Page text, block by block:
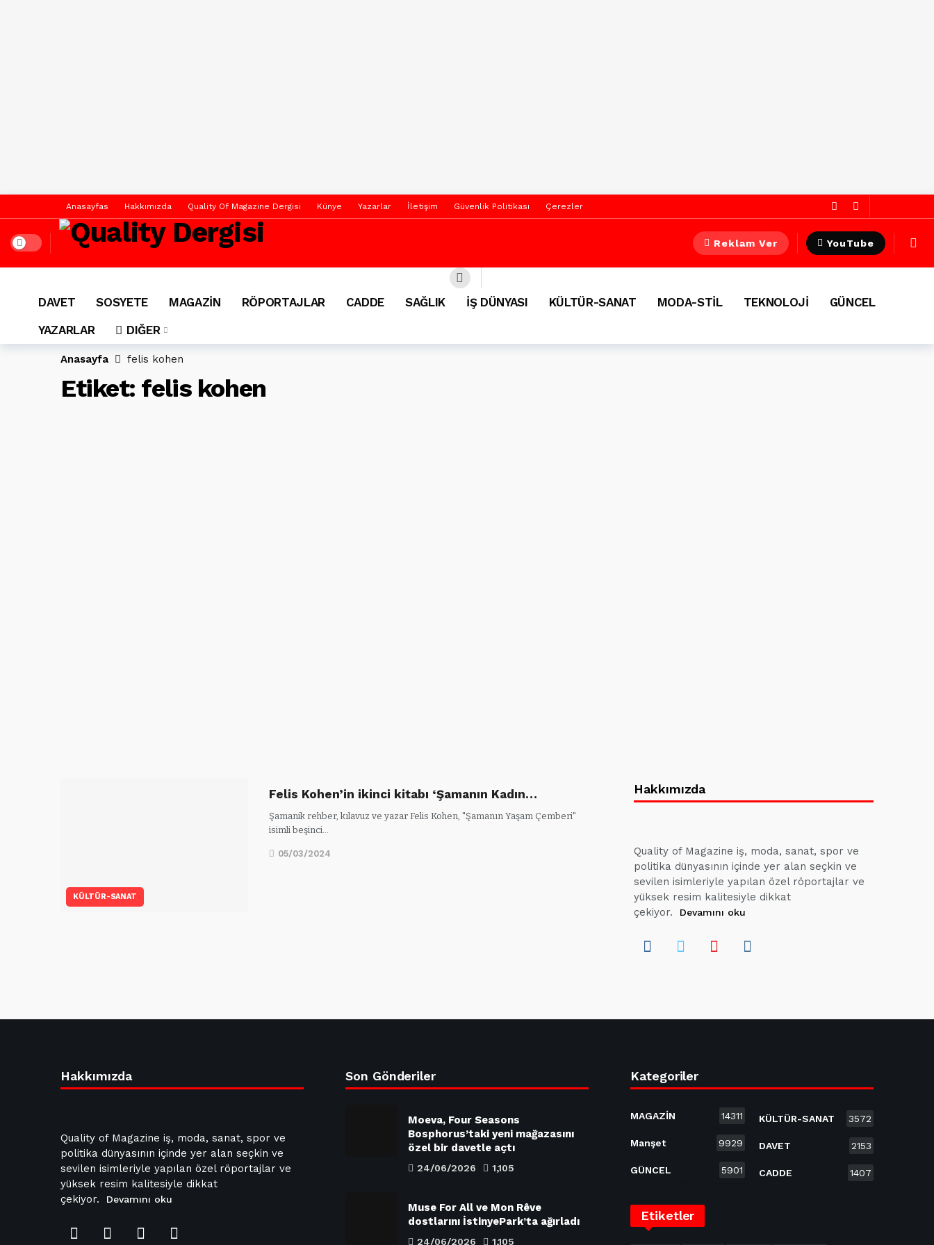
Anasayfas Hakkımızda Quality Of Magazine Dergisi Künye Yazarlar İletişim Güvenlik Politikası Çerezler
Dark mode Reklam Ver YouTube
DAVET SOSYETE MAGAZİN RÖPORTAJLAR CADDE SAĞLIK İŞ DÜNYASI KÜLTÜR-SANAT MODA-STİL TEKNOLOJİ
GÜNCEL
YAZARLAR
DIĞER
Anasayfa felis kohen
Etiket: felis kohen
KÜLTÜR-SANAT
Felis Kohen’in ikinci kitabı ‘Şamanın Kadın…
Şamanik rehber, kılavuz ve yazar Felis Kohen, "Şamanın Yaşam Çemberi"
isimli beşinci…
05/03/2024
Hakkımızda
Quality of Magazine iş, moda, sanat, spor ve
politika dünyasının içinde yer alan seçkin ve
sevilen isimleriyle yapılan özel röportajlar ve
yüksek resim kalitesiyle dikkat
çekiyor.
Devamını oku
Hakkımızda
Quality of Magazine iş, moda, sanat, spor ve
politika dünyasının içinde yer alan seçkin ve
sevilen isimleriyle yapılan özel röportajlar ve
yüksek resim kalitesiyle dikkat
çekiyor.
Devamını oku
Son Gönderiler
Moeva, Four Seasons
Bosphorus’taki yeni mağazasını
özel bir davetle açtı
24/06/2026 1,105
Muse For All ve Mon Rêve
dostlarını İstinyePark’ta ağırladı
24/06/2026 1,105
Kategoriler
MAGAZİN 14311
Manşet 9929
GÜNCEL 5901
KÜLTÜR-SANAT 3572
DAVET 2153
CADDE 1407
Etiketler